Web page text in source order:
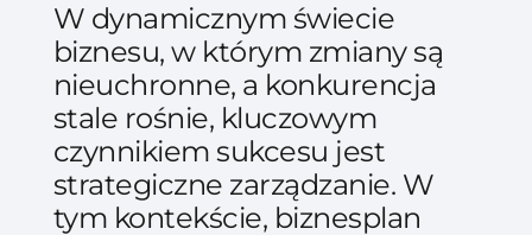
W dynamicznym świecie
biznesu, w którym zmiany są
nieuchronne, a konkurencja
stale rośnie, kluczowym
czynnikiem sukcesu jest
strategiczne zarządzanie. W
tym kontekście, biznesplan